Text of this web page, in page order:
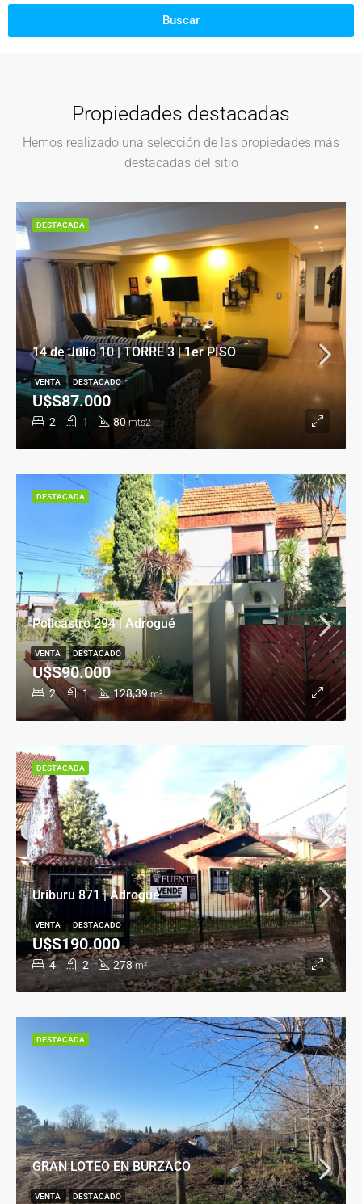
Buscar
Propiedades destacadas
Hemos realizado una selección de las propiedades más
destacadas del sitio
14 de Julio 10 | TORRE 3 | 1er PISO
2 1 80 mts2
U$S87.000
VENTA DESTACADO
DESTACADA
Policastro 294 | Adrogué
2 1 128,39 m²
U$S90.000
VENTA DESTACADO
DESTACADA
Uriburu 871 | Adrogué
4 2 278 m²
U$S190.000
VENTA DESTACADO
DESTACADA
GRAN LOTEO EN BURZACO
VENTA DESTACADO
DESTACADA